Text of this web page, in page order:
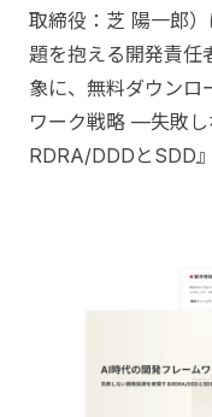
取締役：芝 陽一郎
題を抱える開発責任
象に、無料ダウンロ
ワーク戦略 —失敗し
RDRA/DDDとSDD